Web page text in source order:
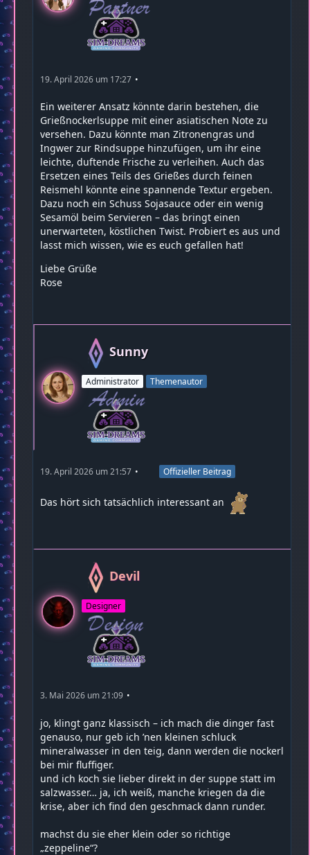
19. April 2026 um 17:27
Ein weiterer Ansatz könnte darin bestehen, die
Grießnockerlsuppe mit einer asiatischen Note zu
versehen. Dazu könnte man Zitronengras und
Ingwer zur Rindsuppe hinzufügen, um ihr eine
leichte, duftende Frische zu verleihen. Auch das
Ersetzen eines Teils des Grießes durch feinen
Reismehl könnte eine spannende Textur ergeben.
Dazu noch ein Schuss Sojasauce oder ein wenig
Sesamöl beim Servieren – das bringt einen
unerwarteten, köstlichen Twist. Probiert es aus und
lasst mich wissen, wie es euch gefallen hat!
Liebe Grüße
Rose
Sunny
Administrator Themenautor
19. April 2026 um 21:57 Offizieller Beitrag
Das hört sich tatsächlich interessant an
Devil
Designer
3. Mai 2026 um 21:09
jo, klingt ganz klassisch – ich mach die dinger fast
genauso, nur geb ich ’nen kleinen schluck
mineralwasser in den teig, dann werden die nockerl
bei mir fluffiger.
und ich koch sie lieber direkt in der suppe statt im
salzwasser… ja, ich weiß, manche kriegen da die
krise, aber ich find den geschmack dann runder.
machst du sie eher klein oder so richtige
„zeppeline“?